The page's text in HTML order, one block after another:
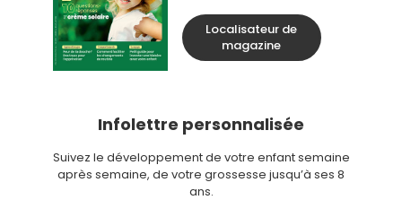
Localisateur de
magazine
Infolettre personnalisée
Suivez le développement de votre enfant semaine
après semaine, de votre grossesse jusqu’à ses 8
ans.